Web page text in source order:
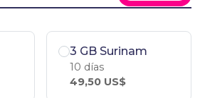
3 GB Surinam
10 días
49,50 US$